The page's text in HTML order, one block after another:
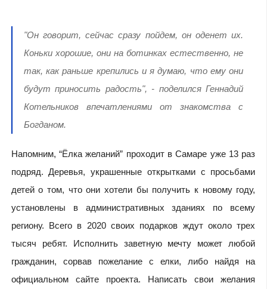
"Он говорит, сейчас сразу пойдем, он оденет их.
Коньки хорошие, они на ботинках естественно, не
так, как раньше крепились и я думаю, что ему они
будут приносить радость", - поделился Геннадий
Котельников впечатлениями от знакомства с
Богданом.
Напомним, “Ёлка желаний” проходит в Самаре уже 13 раз
подряд. Деревья, украшенные открытками с просьбами
детей о том, что они хотели бы получить к новому году,
установлены в административных зданиях по всему
региону. Всего в 2020 своих подарков ждут около трех
тысяч ребят. Исполнить заветную мечту может любой
гражданин, сорвав пожелание с елки, либо найдя на
официальном сайте проекта. Написать свои желания